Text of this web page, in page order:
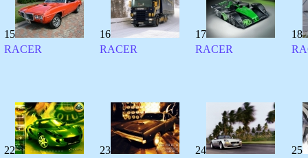
15
RACER
16
RACER
17
RACER
18
22
23
24
25